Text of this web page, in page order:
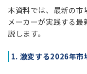
本資料では、最新の市
メーカーが実践する
説します。
1. 激変する2026年市